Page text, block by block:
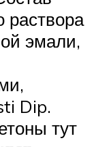
раствора
эмали,
Dip.
тут